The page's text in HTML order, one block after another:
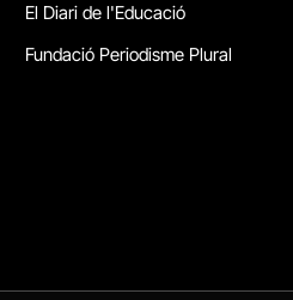
El Diari de l'Educació
Fundació Periodisme Plural